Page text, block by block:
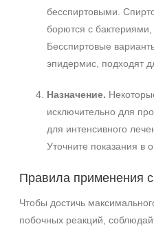
бесспиртовыми.
борются с бактериями,
Бесспиртовые
эпидермис, подходят
Назначение.
исключительно для
для интенсивного
Уточните показания в
Правила применения
Чтобы достичь
побочных реакций,
Не показывать
+7 (495)
+7 (929)